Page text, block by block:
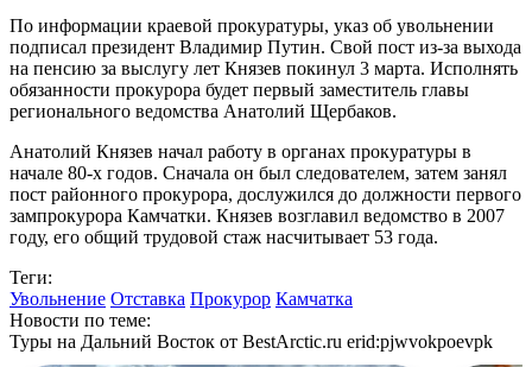
По информации краевой прокуратуры, указ об увольнении
подписал президент Владимир Путин. Свой пост из-за выхода
на пенсию за выслугу лет Князев покинул 3 марта. Исполнять
обязанности прокурора будет первый заместитель главы
регионального ведомства Анатолий Щербаков.
Анатолий Князев начал работу в органах прокуратуры в
начале 80-х годов. Сначала он был следователем, затем занял
пост районного прокурора, дослужился до должности первого
зампрокурора Камчатки. Князев возглавил ведомство в 2007
году, его общий трудовой стаж насчитывает 53 года.
Теги:
Увольнение Отставка Прокурор Камчатка
Новости по теме:
Туры на Дальний Восток от BestArctic.ru erid:pjwvokpoevpk